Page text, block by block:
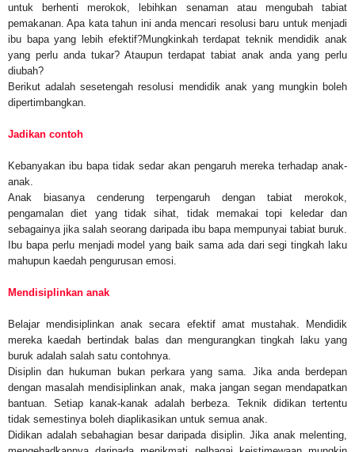
untuk berhenti merokok, lebihkan senaman atau mengubah tabiat
pemakanan. Apa kata tahun ini anda mencari resolusi baru untuk menjadi
ibu bapa yang lebih efektif?Mungkinkah terdapat teknik mendidik anak
yang perlu anda tukar? Ataupun terdapat tabiat anak anda yang perlu
diubah?
Berikut adalah sesetengah resolusi mendidik anak yang mungkin boleh
dipertimbangkan.
Jadikan contoh
Kebanyakan ibu bapa tidak sedar akan pengaruh mereka terhadap anak-
anak.
Anak biasanya cenderung terpengaruh dengan tabiat merokok,
pengamalan diet yang tidak sihat, tidak memakai topi keledar dan
sebagainya jika salah seorang daripada ibu bapa mempunyai tabiat buruk.
Ibu bapa perlu menjadi model yang baik sama ada dari segi tingkah laku
mahupun kaedah pengurusan emosi.
Mendisiplinkan anak
Belajar mendisiplinkan anak secara efektif amat mustahak. Mendidik
mereka kaedah bertindak balas dan mengurangkan tingkah laku yang
buruk adalah salah satu contohnya.
Disiplin dan hukuman bukan perkara yang sama. Jika anda berdepan
dengan masalah mendisiplinkan anak, maka jangan segan mendapatkan
bantuan. Setiap kanak-kanak adalah berbeza. Teknik didikan tertentu
tidak semestinya boleh diaplikasikan untuk semua anak.
Didikan adalah sebahagian besar daripada disiplin. Jika anak melenting,